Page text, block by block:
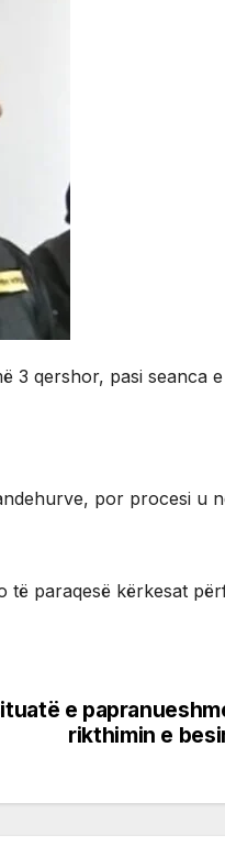
3 qershor, pasi seanca
por procesi u
të paraqesë kërkesat
e
rikthimin e